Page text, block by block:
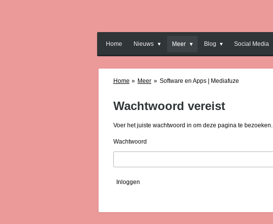
Home Nieuws Meer Blog Social Media
Home » Meer » Software en Apps | Mediafuze
Wachtwoord vereist
Voer het juiste wachtwoord in om deze pagina te bezoeken.
Wachtwoord
Inloggen